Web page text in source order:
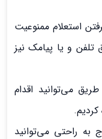
استعلام ممنوعیت
تلفن و یا پیامک نیز
می‌توانید اقدام
کردیم.
راحتی می‌توانید